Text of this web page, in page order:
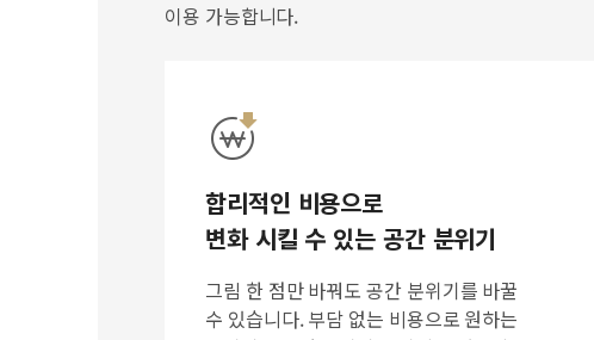
이용 가능합니다.
합리적인 비용으로
변화 시킬 수 있는 공간 분위기
그림 한 점만 바꿔도 공간 분위기를 바꿀
수 있습니다. 부담 없는 비용으로 원하는